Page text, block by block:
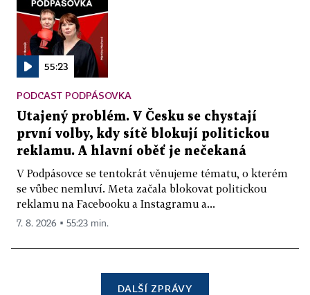
55:23
PODCAST PODPÁSOVKA
Utajený problém. V Česku se chystají
první volby, kdy sítě blokují politickou
reklamu. A hlavní oběť je nečekaná
V Podpásovce se tentokrát věnujeme tématu, o kterém
se vůbec nemluví. Meta začala blokovat politickou
reklamu na Facebooku a Instagramu a...
7. 8. 2026 ▪ 55:23 min.
DALŠÍ ZPRÁVY